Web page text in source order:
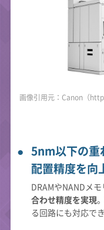
画像引用元：Canon（
5nm以下の重
配置精度を向
DRAMやNANDメ
合わせ精度を実現
る回路にも対応で